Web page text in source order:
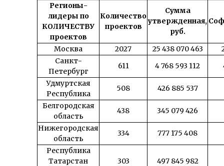
Регионы-
лидеры по
КОЛИЧЕСТВУ
проектов
Количество
проектов
Сумма
утвержденная,
руб.
Москва 2027 25 438 070 463
Санкт-
Петербург
611 4 768 593 112
Удмуртская
Республика
508
426 885 537
Белгородская
область
438
345 079 426
Нижегородская
область
334
777 175 408
Республика
Татарстан
303 497 845 982